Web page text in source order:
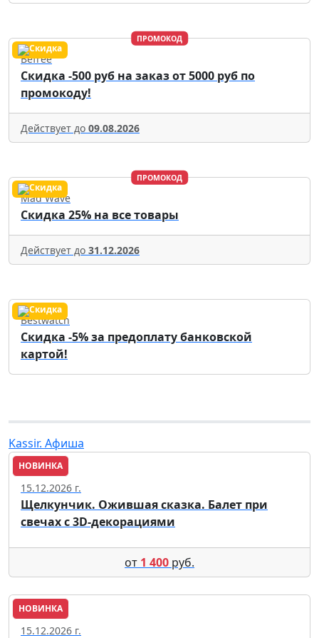
ПРОМОКОД
Befree
Скидка -500 руб на заказ от 5000 руб по
промокоду!
Действует до 09.08.2026
ПРОМОКОД
Mad Wave
Скидка 25% на все товары
Действует до 31.12.2026
Bestwatch
Скидка -5% за предоплату банковской
картой!
Kassir. Афиша
НОВИНКА
Пенза
15.12.2026 г.
Щелкунчик. Ожившая сказка. Балет при
свечах с 3D-декорациями
от 1 400 руб.
НОВИНКА
Пенза
15.12.2026 г.